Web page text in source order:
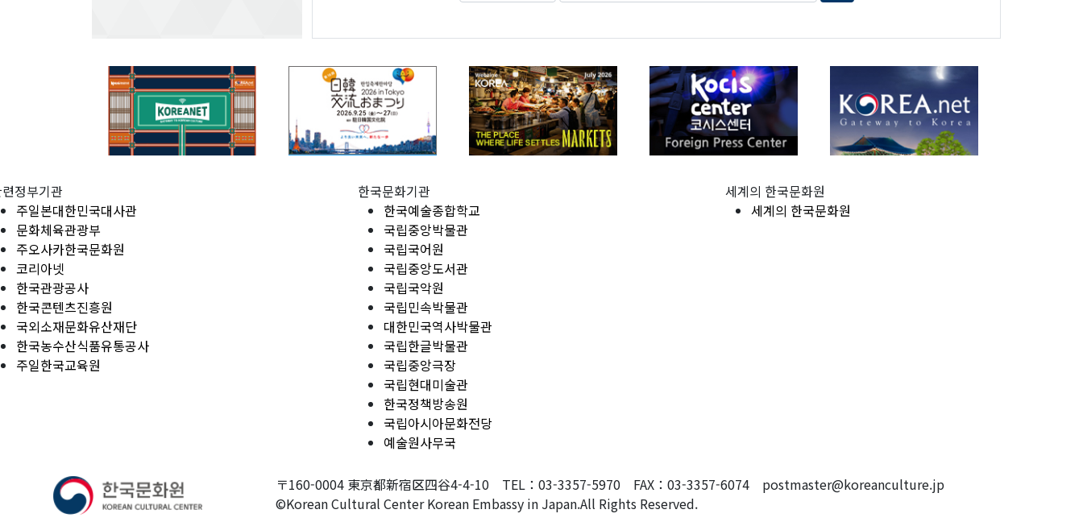
정부기관
주일본대한민국대사관
문화체육관광부
주오사카한국문화원
코리아넷
한국관광공사
한국콘텐츠진흥원
국외소재문화유산재단
한국농수산식품유통공사
주일한국교육원
한국문화기관
한국예술종합학교
국립중앙박물관
국립국어원
국립중앙도서관
국립국악원
국립민속박물관
대한민국역사박물관
국립한글박물관
국립중앙극장
국립현대미술관
한국정책방송원
국립아시아문화전당
예술원사무국
세계의 한국문화원
세계의 한국문화원
〒160-0004 東京都新宿区四谷4-4-10 TEL：03-3357-5970 FAX：03-3357-6074 postmaster@koreanculture.jp
©Korean Cultural Center Korean Embassy in Japan.All Rights Reserved.